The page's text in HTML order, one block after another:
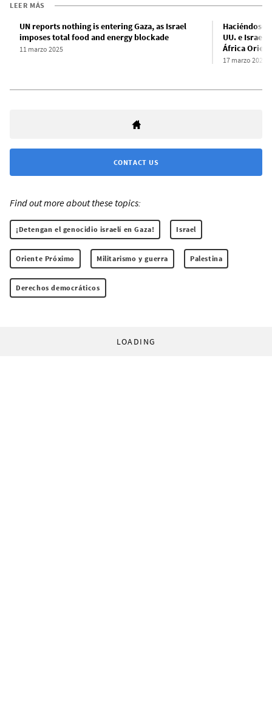
LEER MÁS
UN reports nothing is entering Gaza, as Israel
imposes total food and energy blockade
11 marzo 2025
Haciéndose
UU. e Israel
África
17 marzo 2025
CONTACT US
Find out more about these topics:
¡Detengan el genocidio israelí en Gaza! Israel
Oriente Próximo Militarismo y guerra Palestina
Derechos democráticos
LOADING